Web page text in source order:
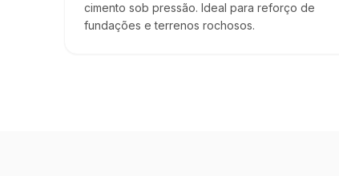
cimento sob pressão. Ideal para reforço de
fundações e terrenos rochosos.